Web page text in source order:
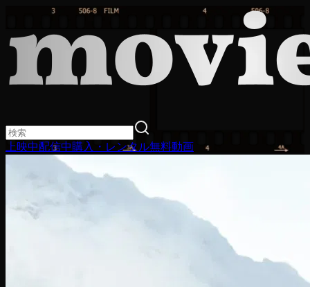
上映中配信中購入・レンタル無料動画